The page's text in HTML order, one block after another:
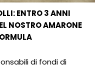
ENTRO 3 ANNI
NOSTRO AMARONE
di fondi di